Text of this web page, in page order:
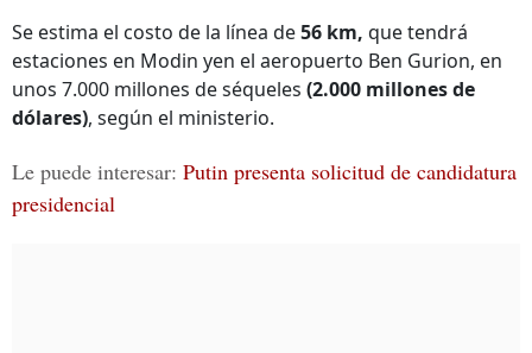
Se estima el costo de la línea de56 km, que tendrá
estaciones en Modin yen el aeropuerto Ben Gurion, en
unos 7.000 millones de séqueles (2.000 millones de
dólares), según el ministerio.
Le puede interesar: Putin presenta solicitud de candidatura
presidencial